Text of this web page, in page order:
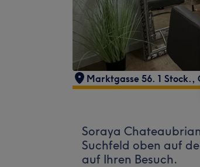
Marktgasse 56. 1 Stock. ,
Soraya
Suchfeld oben auf
auf Ihren Besuch.